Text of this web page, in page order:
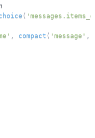
(
, compact ( 'message' ,